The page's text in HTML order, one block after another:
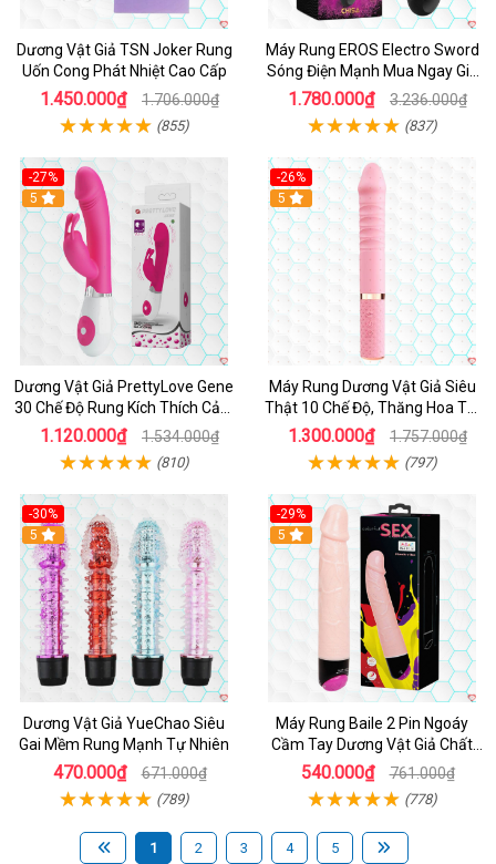
Dương Vật Giả TSN Joker Rung
Uốn Cong Phát Nhiệt Cao Cấp
1.450.000₫ 1.706.000₫
(855)
Máy Rung EROS Electro Sword
Sóng Điện Mạnh Mua Ngay Giá
Tốt
1.780.000₫ 3.236.000₫
(837)
-27%
Hot
5
Dương Vật Giả PrettyLove Gene
30 Chế Độ Rung Kích Thích Cảm
Biến Âm Thanh
1.120.000₫ 1.534.000₫
(810)
-26%
Hot
5
Máy Rung Dương Vật Giả Siêu
Thật 10 Chế Độ, Thăng Hoa Tối
Ưu
1.300.000₫ 1.757.000₫
(797)
-30%
Hot
5
Dương Vật Giả YueChao Siêu
Gai Mềm Rung Mạnh Tự Nhiên
470.000₫ 671.000₫
(789)
-29%
Hot
5
Máy Rung Baile 2 Pin Ngoáy
Cầm Tay Dương Vật Giả Chất
Lượng
540.000₫ 761.000₫
(778)
1 2 3 4 5